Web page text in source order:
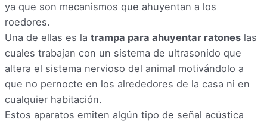
ya que son mecanismos que ahuyentan a los
roedores.
Una de ellas es la trampa para ahuyentar ratones las
cuales trabajan con un sistema de ultrasonido que
altera el sistema nervioso del animal motivándolo a
que no pernocte en los alrededores de la casa ni en
cualquier habitación.
Estos aparatos emiten algún tipo de señal acústica